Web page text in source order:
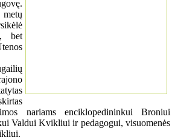
bet
nariams enciklopedininkui Broniui
Valdui Kvikliui ir pedagogui, visuomenės